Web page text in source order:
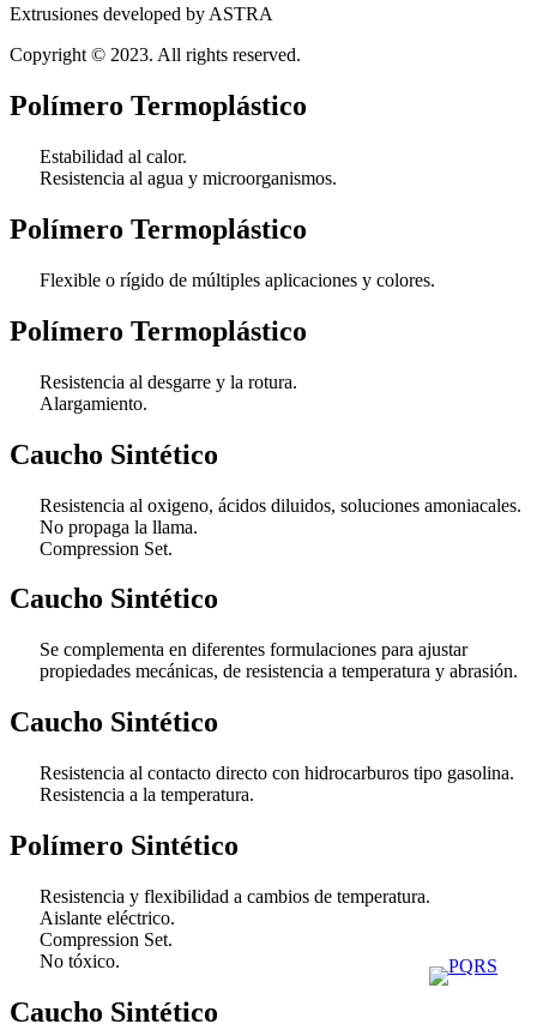
Extrusiones developed by ASTRA
Copyright © 2023. All rights reserved.
Polímero Termoplástico
Estabilidad al calor.
Resistencia al agua y microorganismos.
Polímero Termoplástico
Flexible o rígido de múltiples aplicaciones y colores.
Polímero Termoplástico
Resistencia al desgarre y la rotura.
Alargamiento.
Caucho Sintético
Resistencia al oxigeno, ácidos diluidos, soluciones amoniacales.
No propaga la llama.
Compression Set.
Caucho Sintético
Se complementa en diferentes formulaciones para ajustar
propiedades mecánicas, de resistencia a temperatura y abrasión.
Caucho Sintético
Resistencia al contacto directo con hidrocarburos tipo gasolina.
Resistencia a la temperatura.
Polímero Sintético
Resistencia y flexibilidad a cambios de temperatura.
Aislante eléctrico.
Compression Set.
No tóxico.
Caucho Sintético